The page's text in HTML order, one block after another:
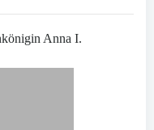
Anna I.